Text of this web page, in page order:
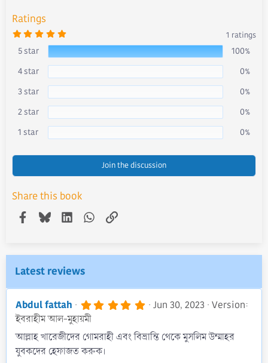
Ratings
5
0
0
s
a
r
1 ratings
5 star
100%
4 star
0%
3 star
0%
2 star
0%
1 star
0%
Join the discussion
Share this book
Facebook
BlueskyLinkedInWhatsApp
Link
Latest reviews
Abdul fattah 5
0
s
Jun 30, 2023 Version:
ইবরাহীম আল-মুহায়মী
আল্লাহ খারেজীদের গোমরাহী এবং বিভ্রান্তি থেকে মুসলিম উম্মাহর
যুবকদের হেফাজত করুক।